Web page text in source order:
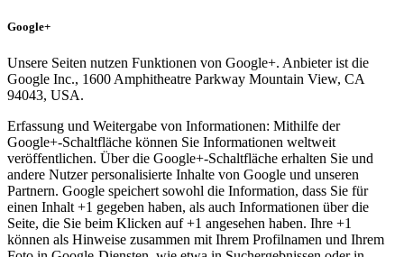
Google+
Unsere Seiten nutzen Funktionen von Google+. Anbieter ist die
Google Inc., 1600 Amphitheatre Parkway Mountain View, CA
94043, USA.
Erfassung und Weitergabe von Informationen: Mithilfe der
Google+-Schaltfläche können Sie Informationen weltweit
veröffentlichen. Über die Google+-Schaltfläche erhalten Sie und
andere Nutzer personalisierte Inhalte von Google und unseren
Partnern. Google speichert sowohl die Information, dass Sie für
einen Inhalt +1 gegeben haben, als auch Informationen über die
Seite, die Sie beim Klicken auf +1 angesehen haben. Ihre +1
können als Hinweise zusammen mit Ihrem Profilnamen und Ihrem